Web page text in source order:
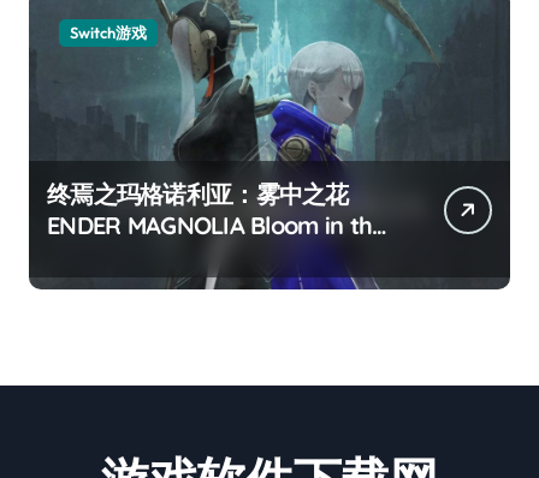
Switch游戏
终焉之玛格诺利亚：雾中之花
ENDER MAGNOLIA Bloom in the